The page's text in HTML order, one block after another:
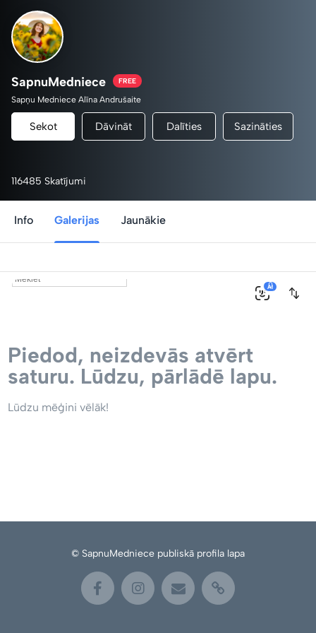
SapnuMedniece FREE
Sapņu Medniece Alīna Andrušaite
Sekot Dāvināt Dalīties Sazināties
116485 Skatījumi
Info Galerijas Jaunākie
0
AI
Piedod, neizdevās atvērt
saturu. Lūdzu, pārlādē lapu.
Lūdzu mēģini vēlāk!
© SapnuMedniece publiskā profila lapa